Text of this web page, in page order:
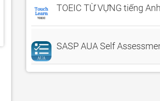
TOEIC TỪ VỰNG tiếng
SASP AUA Self